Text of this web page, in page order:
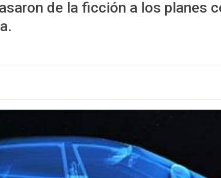
de la ficción a los planes